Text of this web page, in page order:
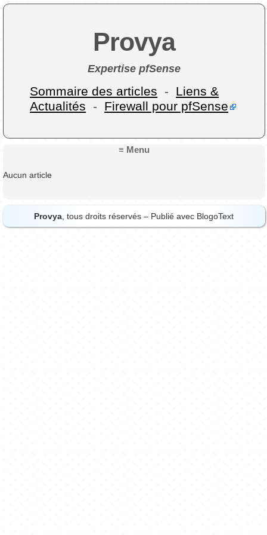
Provya
Expertise pfSense
Sommaire des articles - Liens &
Actualités - Firewall pour pfSense
≡ Menu
Aucun article
Provya, tous droits réservés – Publié avec BlogoText